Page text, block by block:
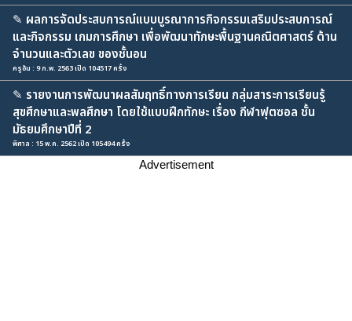
✎ ผลการจัดประสบการณ์แบบบูรณาการกิจกรรมเสริมประสบการณ์
และกิจกรรม เกมการศึกษา เพื่อพัฒนาทักษะพื้นฐานคณิตศาสตร์ ด้าน
จำนวนและตัวเลข ของชั้นอน
ครูอ้น : 9 ก.พ. 2563 เปิด 104517 ครั้ง
✎ รายงานการพัฒนาผลสัมฤทธิ์ทางการเรียน กลุ่มสาระการเรียนรู้
สุขศึกษาและพลศึกษา โดยใช้แบบฝึกทักษะ เรื่อง กีฬาฟุตซอล ชั้น
มัธยมศึกษาปีที่ 2
พิศาล : 15 พ.ค. 2562 เปิด 105494 ครั้ง
Advertisement